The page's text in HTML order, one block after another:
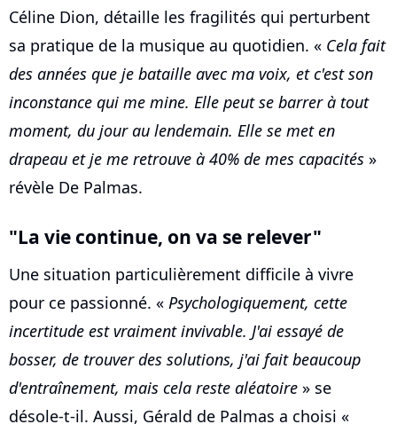
Céline Dion, détaille les fragilités qui perturbent
sa pratique de la musique au quotidien. « Cela fait
des années que je bataille avec ma voix, et c'est son
inconstance qui me mine. Elle peut se barrer à tout
moment, du jour au lendemain. Elle se met en
drapeau et je me retrouve à 40% de mes capacités »
révèle De Palmas.
"La vie continue, on va se relever"
Une situation particulièrement difficile à vivre
pour ce passionné. « Psychologiquement, cette
incertitude est vraiment invivable. J'ai essayé de
bosser, de trouver des solutions, j'ai fait beaucoup
d'entraînement, mais cela reste aléatoire » se
désole-t-il. Aussi, Gérald de Palmas a choisi «